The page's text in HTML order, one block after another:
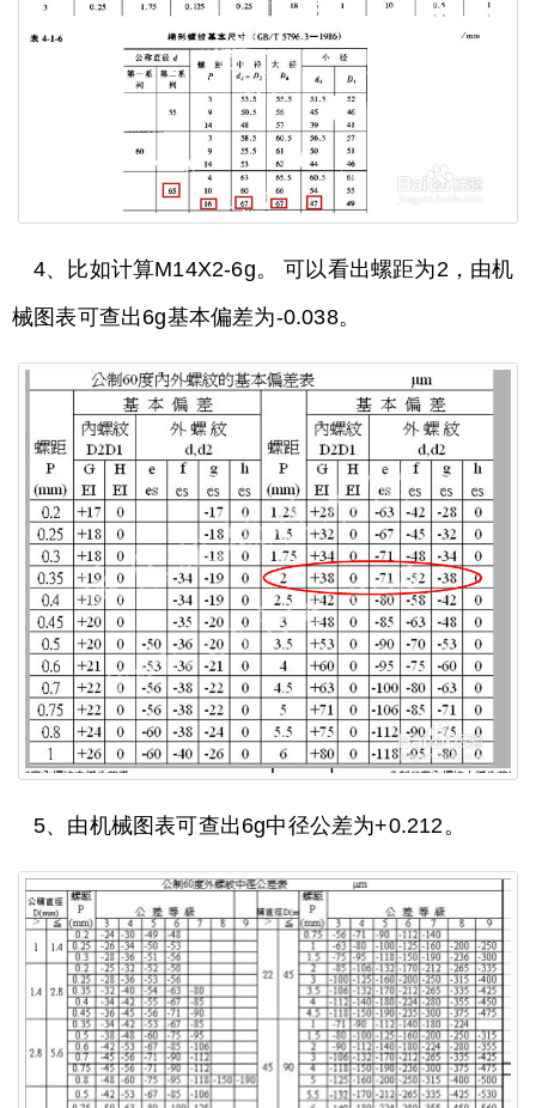
4、比如计算M14X2-6g。 可以看出螺距为2，由机
械图表可查出6g基本偏差为-0.038。
5、由机械图表可查出6g中径公差为+0.212。